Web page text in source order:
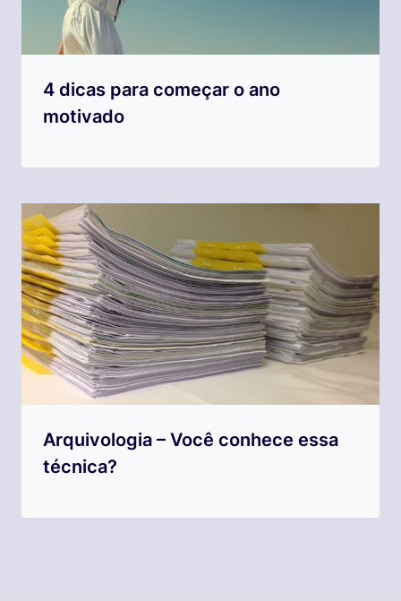
4 dicas para começar o ano
motivado
Arquivologia – Você conhece essa
técnica?